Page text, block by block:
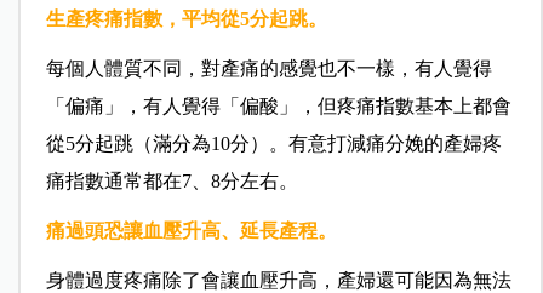
生產疼痛指數，平均從5分起跳。
每個人體質不同，對產痛的感覺也不一樣，有人覺得
「偏痛」，有人覺得「偏酸」，但疼痛指數基本上都會
從5分起跳（滿分為10分）。有意打減痛分娩的產婦疼
痛指數通常都在7、8分左右。
痛過頭恐讓血壓升高、延長產程。
身體過度疼痛除了會讓血壓升高，產婦還可能因為無法